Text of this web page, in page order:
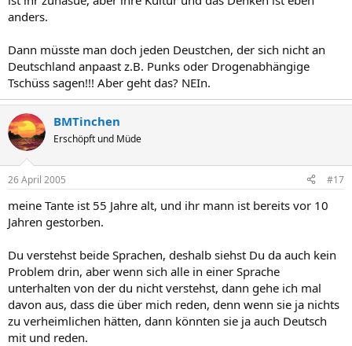
anders.
Dann müsste man doch jeden Deustchen, der sich nicht an
Deutschland anpaast z.B. Punks oder Drogenabhängige
Tschüss sagen!!! Aber geht das? NEIn.
BMTinchen
Erschöpft und Müde
26 April 2005 #17
meine Tante ist 55 Jahre alt, und ihr mann ist bereits vor 10
Jahren gestorben.
Du verstehst beide Sprachen, deshalb siehst Du da auch kein
Problem drin, aber wenn sich alle in einer Sprache
unterhalten von der du nicht verstehst, dann gehe ich mal
davon aus, dass die über mich reden, denn wenn sie ja nichts
zu verheimlichen hätten, dann könnten sie ja auch Deutsch
mit und reden.